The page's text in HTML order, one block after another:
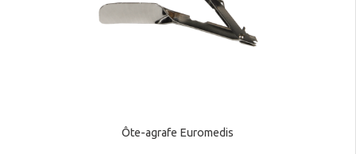
Ôte-agrafe Euromedis